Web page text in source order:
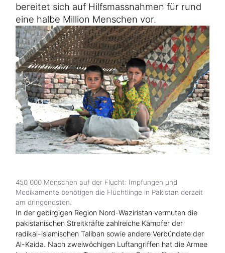
Erdbeben Venezuela
Hilfe für Ukraine
Hilfe für Sudan
Hilfe für Afghanistan
Alle Nothilfe-Projekte
Afrika
Asien
Lateinamerika
Naher Osten und Europa
bereitet sich auf Hilfsmassnahmen für rund
eine halbe Million Menschen vor.
450 000 Menschen auf der Flucht: Impfungen und
Medikamente benötigen die Flüchtlinge in Pakistan derzeit
am dringendsten.
In der gebirgigen Region Nord-Waziristan vermuten die
pakistanischen Streitkräfte zahlreiche Kämpfer der
radikal-islamischen Taliban sowie andere Verbündete der
Al-Kaida. Nach zweiwöchigen Luftangriffen hat die Armee